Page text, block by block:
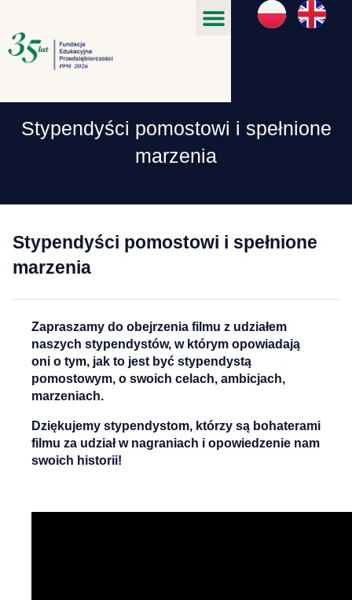
Stypendyści pomostowi i spełnione
marzenia
Stypendyści pomostowi i spełnione
marzenia
Zapraszamy do obejrzenia filmu z udziałem
naszych stypendystów, w którym opowiadają
oni o tym, jak to jest być stypendystą
pomostowym, o swoich celach, ambicjach,
marzeniach.
Dziękujemy stypendystom, którzy są bohaterami
filmu za udział w nagraniach i opowiedzenie nam
swoich historii!